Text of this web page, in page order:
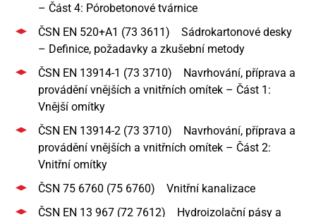
– Část 4: Pórobetonové tvárnice
ČSN EN 520+A1 (73 3611) Sádrokartonové desky
– Definice, požadavky a zkušební metody
ČSN EN 13914-1 (73 3710) Navrhování, příprava a
provádění vnějších a vnitřních omítek – Část 1:
Vnější omítky
ČSN EN 13914-2 (73 3710) Navrhování, příprava a
provádění vnějších a vnitřních omítek – Část 2:
Vnitřní omítky
ČSN 75 6760 (75 6760) Vnitřní kanalizace
ČSN EN 13 967 (72 7612) Hydroizolační pásy a